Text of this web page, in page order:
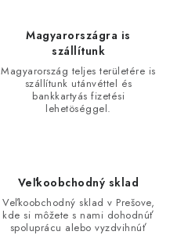
Magyarországra is
szállítunk
Magyarország teljes területére is
szállítunk utánvéttel és
bankkartyás fizetési
lehetöséggel.
Veľkoobchodný sklad
Veľkoobchodný sklad v Prešove,
kde si môžete s nami dohodnúť
spoluprácu alebo vyzdvihnúť